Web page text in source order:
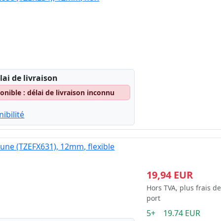
de livraison
: délai de livraison inconnu
(TZEFX631), 12mm, flexible
19,94 EUR
Hors TVA, plus frais de
port
5+ 19.74 EUR